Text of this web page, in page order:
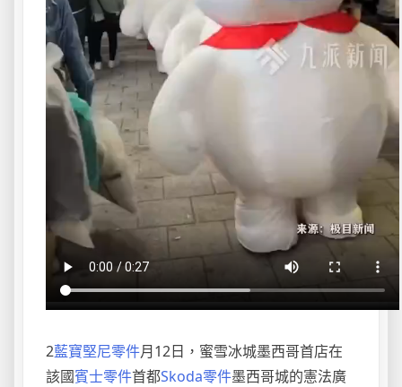
2藍寶堅尼零件月12日，蜜雪冰城墨西哥首店在
該國賓士零件首都Skoda零件墨西哥城的憲法廣